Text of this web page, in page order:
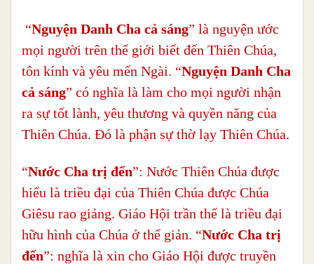
“Nguyện Danh Cha cả sáng” là nguyện ước
mọi người trên thế giới biết đến Thiên Chúa,
tôn kính và yêu mến Ngài. “Nguyện Danh Cha
cả sáng” có nghĩa là làm cho mọi người nhận
ra sự tốt lành, yêu thương và quyền năng của
Thiên Chúa. Đó là phận sự thờ lạy Thiên Chúa.
“Nước Cha trị đến”: Nước Thiên Chúa được
hiểu là triều đại của Thiên Chúa được Chúa
Giêsu rao giảng. Giáo Hội trần thế là triều đại
hữu hình của Chúa ở thế giản. “Nước Cha trị
đến”: nghĩa là xin cho Giáo Hội được truyền